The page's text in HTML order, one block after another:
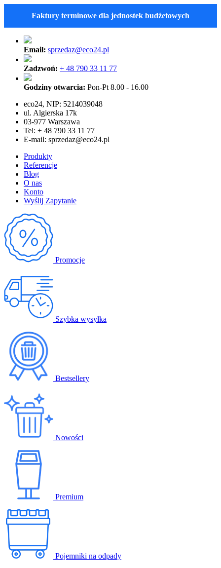
Faktury terminowe dla jednostek budżetowych
Email: sprzedaz@eco24.pl
Zadzwoń: + 48 790 33 11 77
Godziny otwarcia: Pon-Pt 8.00 - 16.00
eco24, NIP: 5214039048
ul. Algierska 17k
03-977 Warszawa
Tel: + 48 790 33 11 77
E-mail: sprzedaz@eco24.pl
Produkty
Referencje
Blog
O nas
Konto
Wyślij Zapytanie
Promocje
Szybka wysyłka
Bestsellery
Nowości
Premium
Pojemniki na odpady